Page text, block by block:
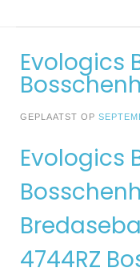
Evologics
GEPLAATST OP
Evologics
4744RZ